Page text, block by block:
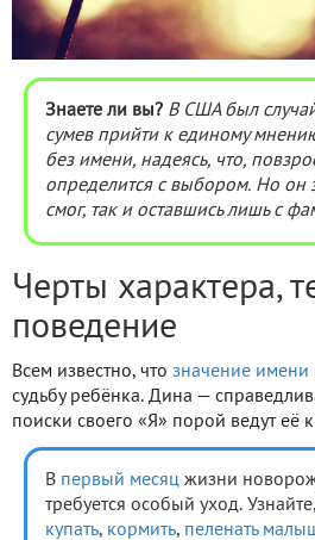
Знаете ли вы? В США был
сумев прийти к единому
без имени, надеясь, что,
определится с выбором. Но он
смог, так и оставшись лишь с
Черты характера,
поведение
Всем известно, что значение имени
судьбу ребёнка. Дина —
поиски своего «Я» порой ведут её к
В первый месяц жизни
требуется особый уход.
купать, кормить, пеленать